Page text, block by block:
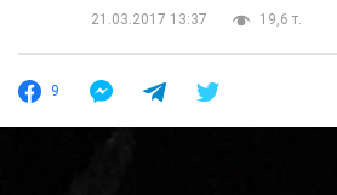
21.03.2017 13:37
19,6 т.
9